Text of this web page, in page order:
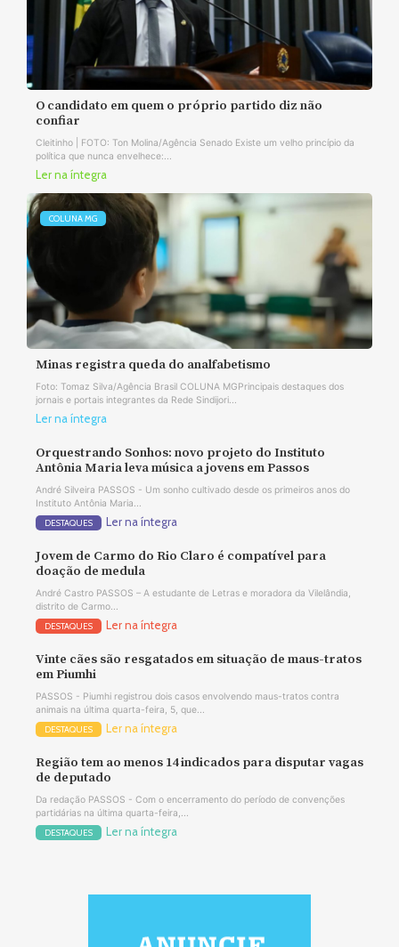
O candidato em quem o próprio partido diz não
confiar
Cleitinho | FOTO: Ton Molina/Agência Senado Existe um velho princípio da
política que nunca envelhece:...
Ler na íntegra
COLUNA MG
Minas registra queda do analfabetismo
Foto: Tomaz Silva/Agência Brasil COLUNA MGPrincipais destaques dos
jornais e portais integrantes da Rede Sindijori...
Ler na íntegra
Orquestrando Sonhos: novo projeto do Instituto
Antônia Maria leva música a jovens em Passos
André Silveira PASSOS - Um sonho cultivado desde os primeiros anos do
Instituto Antônia Maria...
DESTAQUES Ler na íntegra
Jovem de Carmo do Rio Claro é compatível para
doação de medula
André Castro PASSOS – A estudante de Letras e moradora da Vilelândia,
distrito de Carmo...
DESTAQUES Ler na íntegra
Vinte cães são resgatados em situação de maus-tratos
em Piumhi
PASSOS - Piumhi registrou dois casos envolvendo maus-tratos contra
animais na última quarta-feira, 5, que...
DESTAQUES Ler na íntegra
Região tem ao menos 14 indicados para disputar vagas
de deputado
Da redação PASSOS - Com o encerramento do período de convenções
partidárias na última quarta-feira,...
DESTAQUES Ler na íntegra